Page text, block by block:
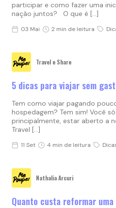
participar e como fazer uma
nação juntos? O que é […]
03 Mai 2 min de leitura
Travel e Share
5 dicas para viajar sem
Tem como viajar pagando
hospedagem? Tem sim! Você
principalmente, estar aberto a
Travel […]
11 Set 4 min de leitura
Nathalia Arcuri
Quanto custa reformar